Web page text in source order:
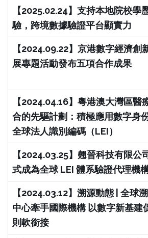
【2025.02.24】支持本地院校學
驗，跨境數據驗證平台顯實力
【2024.09.22】京港數字經濟創
展專題活動發布五項合作成果
【2024.04.16】粵港澳大灣區醫
合的先驅計劃：積極應用數字身
全球法人識別編碼（LEI）
【2024.03.25】翹晉科技有限公
式成為全球 LEI 體系驗證代理機
【2024.03.12】溯源動態 | 全球
中心牽手國際機構 以數字新基建
則軟銜接